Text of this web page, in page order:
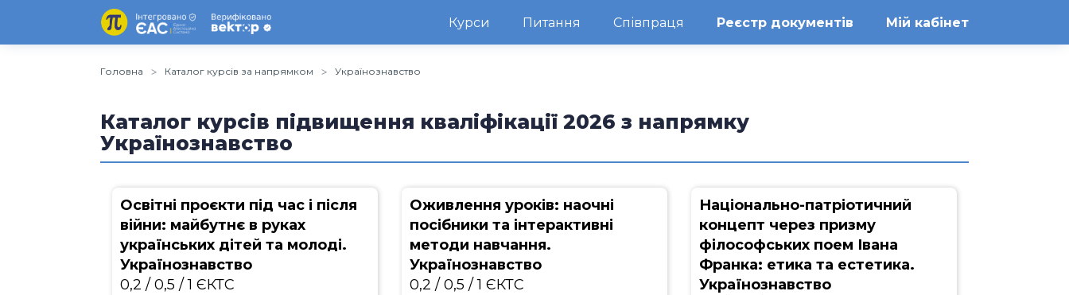
Курси Питання Співпраця Реєстр документів Мій кабінет
Головна Каталог курсів за напрямком Українознавство
Каталог курсів підвищення кваліфікації 2026 з напрямку
Українознавство
Освітні проєкти під час і після
війни: майбутнє в руках
українських дітей та молоді.
Українознавство
0,2 / 0,5 / 1 ЄКТС
Оживлення уроків: наочні
посібники та інтерактивні
методи навчання.
Українознавство
0,2 / 0,5 / 1 ЄКТС
Національно-патріотичний
концепт через призму
філософських поем Івана
Франка: етика та естетика.
Українознавство